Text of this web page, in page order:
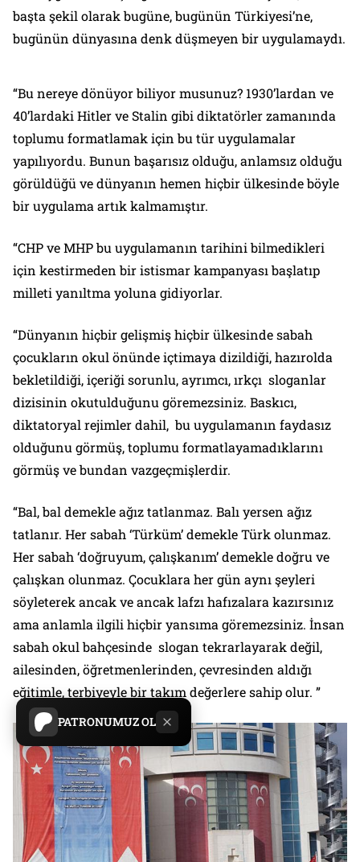
PATRONUMUZ OL
başta şekil olarak bugüne, bugünün Türkiyesi’ne,
bugünün dünyasına denk düşmeyen bir uygulamaydı.
“Bu nereye dönüyor biliyor musunuz? 1930’lardan ve
40’lardaki Hitler ve Stalin gibi diktatörler zamanında
toplumu formatlamak için bu tür uygulamalar
yapılıyordu. Bunun başarısız olduğu, anlamsız olduğu
görüldüğü ve dünyanın hemen hiçbir ülkesinde böyle
bir uygulama artık kalmamıştır.
“CHP ve MHP bu uygulamanın tarihini bilmedikleri
için kestirmeden bir istismar kampanyası başlatıp
milleti yanıltma yoluna gidiyorlar.
“Dünyanın hiçbir gelişmiş hiçbir ülkesinde sabah
çocukların okul önünde içtimaya dizildiği, hazırolda
bekletildiği, içeriği sorunlu, ayrımcı, ırkçı sloganlar
dizisinin okutulduğunu göremezsiniz. Baskıcı,
diktatoryal rejimler dahil, bu uygulamanın faydasız
olduğunu görmüş, toplumu formatlayamadıklarını
görmüş ve bundan vazgeçmişlerdir.
“Bal, bal demekle ağız tatlanmaz. Balı yersen ağız
tatlanır. Her sabah ‘Türküm’ demekle Türk olunmaz.
Her sabah ‘doğruyum, çalışkanım’ demekle doğru ve
çalışkan olunmaz. Çocuklara her gün aynı şeyleri
söyleterek ancak ve ancak lafzı hafızalara kazırsınız
ama anlamla ilgili hiçbir yansıma göremezsiniz. İnsan
sabah okul bahçesinde slogan tekrarlayarak değil,
ailesinden, öğretmenlerinden, çevresinden aldığı
eğitimle, terbiyeyle bir takım değerlere sahip olur. ”